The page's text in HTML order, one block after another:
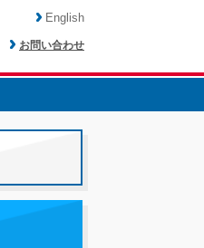
お問い合わせ
English